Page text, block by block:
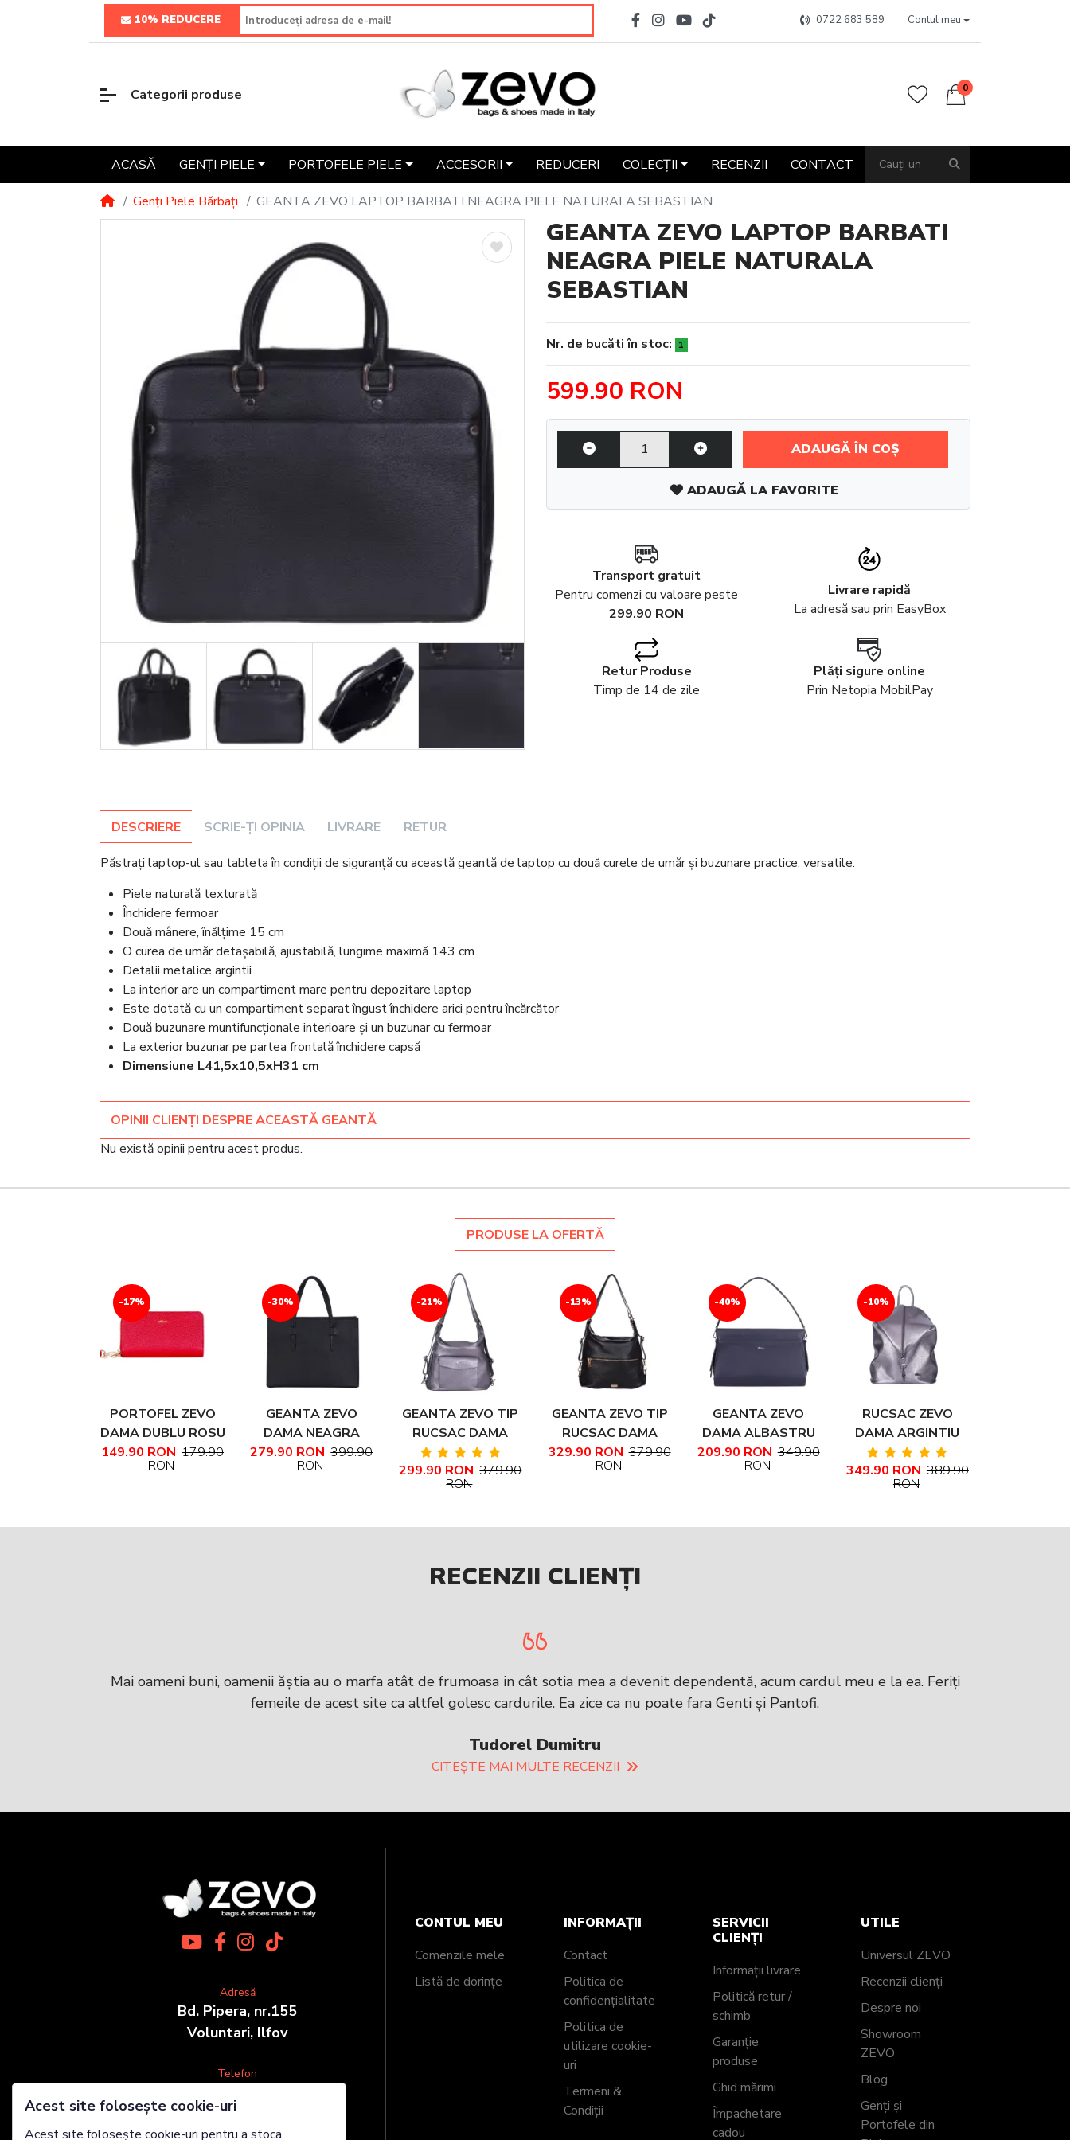
10% REDUCERE 0722 683 589 Contul meu
Categorii produse 0
ACASĂ GENȚI PIELE PORTOFELE PIELE ACCESORII REDUCERI COLECȚII RECENZII CONTACT
Genți Piele Bărbați GEANTA ZEVO LAPTOP BARBATI NEAGRA PIELE NATURALA SEBASTIAN
GEANTA ZEVO LAPTOP BARBATI
NEAGRA PIELE NATURALA
SEBASTIAN
Nr. de bucăti în stoc: 1
599.90 RON
ADAUGĂ ÎN COȘ
ADAUGĂ LA FAVORITE
Transport gratuit
Pentru comenzi cu valoare peste
299.90 RON
Livrare rapidă
La adresă sau prin EasyBox
Retur Produse
Timp de 14 de zile
Plăți sigure online
Prin Netopia MobilPay
DESCRIERE SCRIE-ȚI OPINIA LIVRARE RETUR
Păstrați laptop-ul sau tableta în condiții de siguranță cu această geantă de laptop cu două curele de umăr și buzunare practice, versatile.
Piele naturală texturată
Închidere fermoar
Două mânere, înălțime 15 cm
O curea de umăr detașabilă, ajustabilă, lungime maximă 143 cm
Detalii metalice argintii
La interior are un compartiment mare pentru depozitare laptop
Este dotată cu un compartiment separat îngust închidere arici pentru încărcător
Două buzunare muntifuncționale interioare și un buzunar cu fermoar
La exterior buzunar pe partea frontală închidere capsă
Dimensiune L41,5x10,5xH31 cm
OPINII CLIENȚI DESPRE ACEASTĂ GEANTĂ
Nu există opinii pentru acest produs.
PRODUSE LA OFERTĂ
-17%
PORTOFEL ZEVO
DAMA DUBLU ROSU
CU MANER PIELE
NATURALA
149.90 RON 179.90
RON
-30%
GEANTA ZEVO
DAMA NEAGRA
PIELE NATURALA
TEXTURATA
279.90 RON 399.90
RON
-21%
GEANTA ZEVO TIP
RUCSAC DAMA
ARGINTIU GLITTER
PIELE NATURALA
BRANDUSA
299.90 RON 379.90
RON
-13%
GEANTA ZEVO TIP
RUCSAC DAMA
NEGRU PIELE
NATURALA ANITA
329.90 RON 379.90
RON
-40%
GEANTA ZEVO
DAMA ALBASTRU
INDIGO PIELE
NATURALA
AMEDEEA
209.90 RON 349.90
RON
-10%
RUCSAC ZEVO
DAMA ARGINTIU
INCHIS PIELE
NATURALA AIDA
349.90 RON 389.90
RON
RECENZII CLIENȚI
Mai oameni buni, oamenii ăștia au o marfa atât de frumoasa in cât sotia mea a devenit dependentă, acum cardul meu e la ea. Feriți
femeile de acest site ca altfel golesc cardurile. Ea zice ca nu poate fara Genti și Pantofi.
Tudorel Dumitru
CITEȘTE MAI MULTE RECENZII
Adresă
Bd. Pipera, nr.155
Voluntari, Ilfov
Telefon
E-mail
CONTUL MEU
Comenzile mele
Listă de dorințe
INFORMAȚII
Contact
Politica de
confidențialitate
Politica de
utilizare cookie-
uri
Termeni &
Condiții
SERVICII
CLIENȚI
Informații livrare
Politică retur /
schimb
Garanție
produse
Ghid mărimi
Împachetare
cadou
UTILE
Universul ZEVO
Recenzii clienți
Despre noi
Showroom
ZEVO
Blog
Genți și
Portofele din
Acest site folosește cookie-uri
Acest site folosește cookie-uri pentru a stoca